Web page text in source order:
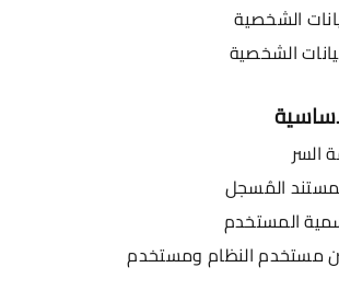
الشخصية
الشخصية
السر
المُسجل
المستخدم
مستخدم النظام ومستخدم